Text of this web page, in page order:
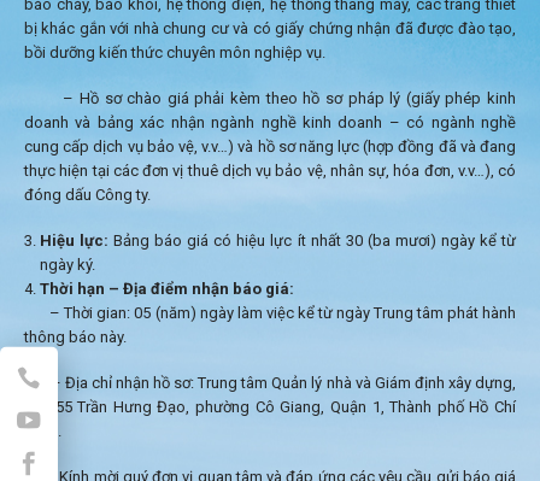
báo cháy, báo khói, hệ thống điện, hệ thống thang máy, các trang thiết
bị khác gắn với nhà chung cư và có giấy chứng nhận đã được đào tạo,
bồi dưỡng kiến thức chuyên môn nghiệp vụ.
– Hồ sơ chào giá phải kèm theo hồ sơ pháp lý (giấy phép kinh
doanh và bảng xác nhận ngành nghề kinh doanh – có ngành nghề
cung cấp dịch vụ bảo vệ, v.v…) và hồ sơ năng lực (hợp đồng đã và đang
thực hiện tại các đơn vị thuê dịch vụ bảo vệ, nhân sự, hóa đơn, v.v…), có
đóng dấu Công ty.
Hiệu lực: Bảng báo giá có hiệu lực ít nhất 30 (ba mươi) ngày kể từ
ngày ký.
Thời hạn – Địa điểm nhận báo giá:
– Thời gian: 05 (năm) ngày làm việc kể từ ngày Trung tâm phát hành
thông báo này.
– Địa chỉ nhận hồ sơ: Trung tâm Quản lý nhà và Giám định xây dựng,
số 255 Trần Hưng Đạo, phường Cô Giang, Quận 1, Thành phố Hồ Chí
Minh.
Kính mời quý đơn vị quan tâm và đáp ứng các yêu cầu gửi báo giá